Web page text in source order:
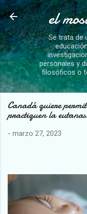
Ir al
el
Se trata de
personales y
filosóficos o
Canadá quiere
practiquen la
- marzo 27, 2023